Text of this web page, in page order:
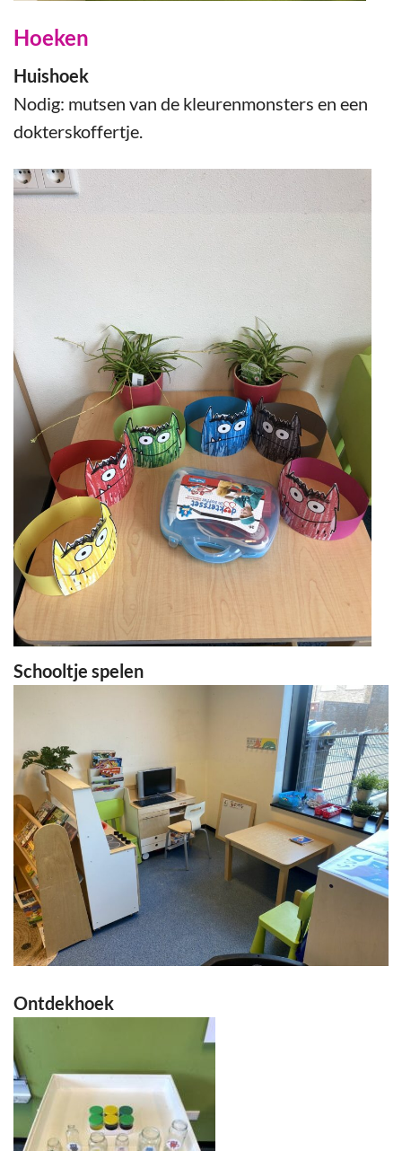
Hoeken
Huishoek
Nodig: mutsen van de kleurenmonsters en een
dokterskoffertje.
Schooltje spelen
Ontdekhoek